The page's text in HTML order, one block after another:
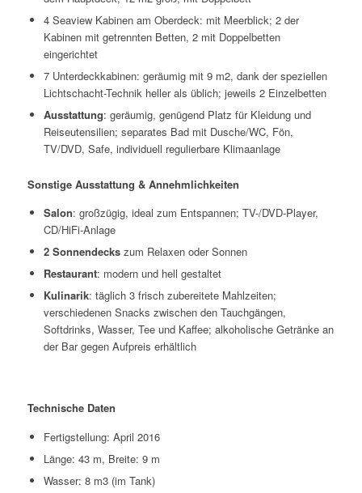
4 Seaview Kabinen am Oberdeck: mit Meerblick; 2 der
Kabinen mit getrennten Betten, 2 mit Doppelbetten
eingerichtet
7 Unterdeckkabinen: geräumig mit 9 m2, dank der speziellen
Lichtschacht-Technik heller als üblich; jeweils 2 Einzelbetten
Ausstattung: geräumig, genügend Platz für Kleidung und
Reiseutensilien; separates Bad mit Dusche/WC, Fön,
TV/DVD, Safe, individuell regulierbare Klimaanlage
Sonstige Ausstattung & Annehmlichkeiten
Salon: großzügig, ideal zum Entspannen; TV-/DVD-Player,
CD/HiFi-Anlage
2 Sonnendeckszum Relaxen oder Sonnen
Restaurant: modern und hell gestaltet
Kulinarik: täglich 3 frisch zubereitete Mahlzeiten;
verschiedenen Snacks zwischen den Tauchgängen,
Softdrinks, Wasser, Tee und Kaffee; alkoholische Getränke an
der Bar gegen Aufpreis erhältlich
Technische Daten
Fertigstellung: April 2016
Länge: 43 m, Breite: 9 m
Wasser: 8 m3 (im Tank)